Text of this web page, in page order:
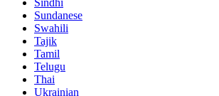
Sindhi
Sundanese
Swahili
Tajik
Tamil
Telugu
Thai
Ukrainian